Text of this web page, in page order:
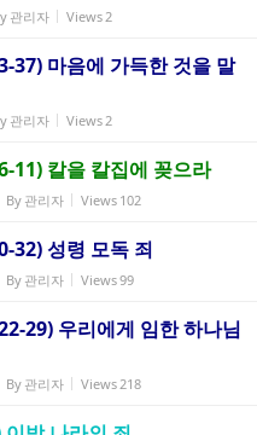
관리자 Views2
37) 마음에 가득한 것을 말
관리자 Views2
11) 칼을 칼집에 꽂으라
By 관리자 Views 102
32) 성령 모독 죄
By 관리자 Views99
29) 우리에게 임한 하나님
By 관리자 Views218